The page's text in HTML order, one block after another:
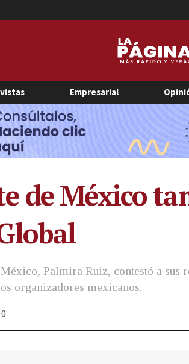
Empresarial
de México
Palmira Ruiz, contestó a
organizadores mexicanos.
0